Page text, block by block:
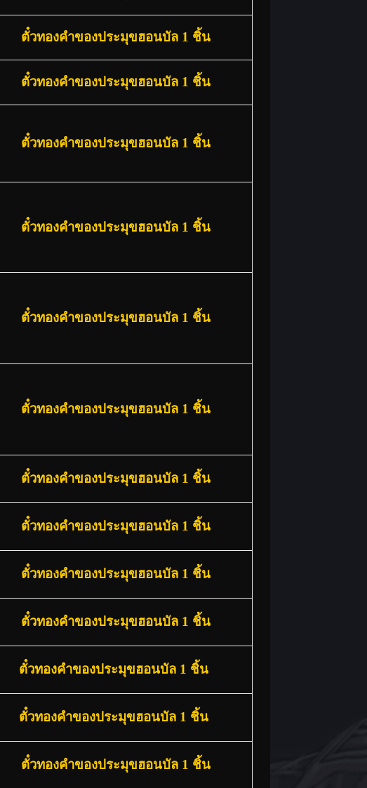
ตั๋วทองคำของประมุขฮอนบัล 1 ชิ้น
ตั๋วทองคำของประมุขฮอนบัล 1 ชิ้น
ตั๋วทองคำของประมุขฮอนบัล 1 ชิ้น
ตั๋วทองคำของประมุขฮอนบัล 1 ชิ้น
ตั๋วทองคำของประมุขฮอนบัล 1 ชิ้น
ตั๋วทองคำของประมุขฮอนบัล 1 ชิ้น
ตั๋วทองคำของประมุขฮอนบัล 1 ชิ้น
ตั๋วทองคำของประมุขฮอนบัล 1 ชิ้น
ตั๋วทองคำของประมุขฮอนบัล 1 ชิ้น
ตั๋วทองคำของประมุขฮอนบัล 1 ชิ้น
ตั๋วทองคำของประมุขฮอนบัล 1 ชิ้น
ตั๋วทองคำของประมุขฮอนบัล 1 ชิ้น
ตั๋วทองคำของประมุขฮอนบัล 1 ชิ้น